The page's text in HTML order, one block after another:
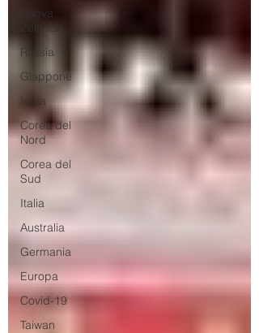
Nuova
Zelanda
Russia
Giappone
India
Corea del
Nord
Corea del
Sud
Italia
Australia
Germania
Europa
Covid-19
Taiwan